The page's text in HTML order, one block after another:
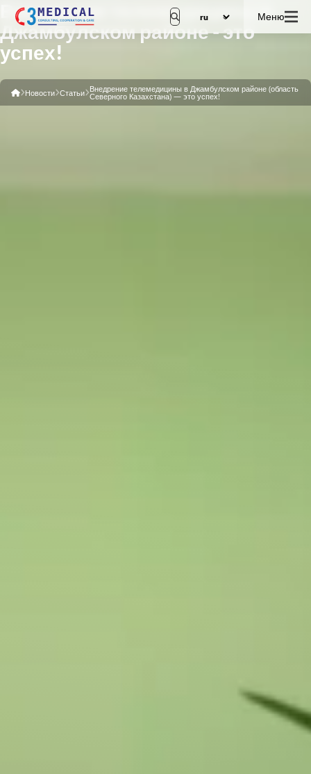
Меню
Внедрение телемедицины в
Джамбулском районе - это
успех!
Новости Статьи Внедрение телемедицины в Джамбулском районе (область
Северного Казахстана) — это успех!